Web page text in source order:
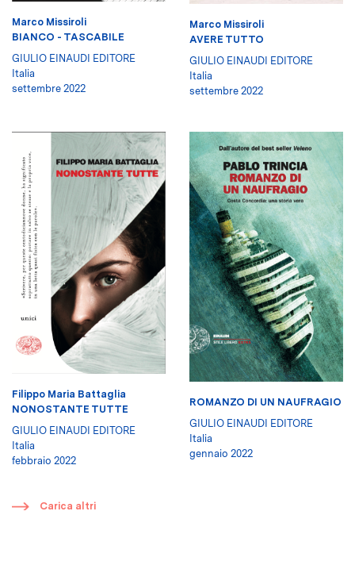
Marco Missiroli
BIANCO - TASCABILE
GIULIO EINAUDI EDITORE
Italia
settembre 2022
Marco Missiroli
AVERE TUTTO
GIULIO EINAUDI EDITORE
Italia
settembre 2022
Filippo Maria Battaglia
NONOSTANTE TUTTE
GIULIO EINAUDI EDITORE
Italia
febbraio 2022
ROMANZO DI UN NAUFRAGIO
GIULIO EINAUDI EDITORE
Italia
gennaio 2022
​ Carica altri